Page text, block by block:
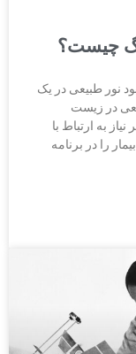
چیست؟
نور طبیعی در یک
در زیست
به ارتباط با
را در برنامه